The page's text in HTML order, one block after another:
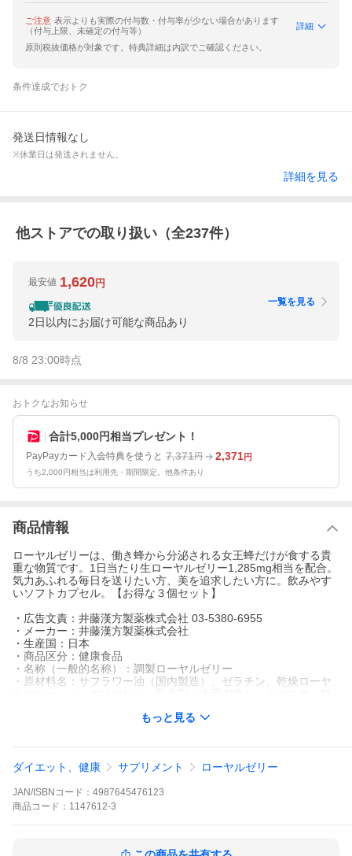
ご注意 表示よりも実際の付与数・付与率が少ない場合があります
（付与上限、未確定の付与等）
詳細
原則税抜価格が対象です。特典詳細は内訳でご確認ください。
条件達成でおトク
発送日情報なし
※休業日は発送されません。
詳細を見る
他ストアでの取り扱い（全237件）
最安値 1,620円
2日以内にお届け可能な商品あり
一覧を見る
8/8 23:00時点
おトクなお知らせ
合計5,000円相当プレゼント！
PayPayカード入会特典を使うと 7,371円 2,371円
うち2,000円相当は利用先・期間限定。他条件あり
商品情報
ローヤルゼリーは、働き蜂から分泌される女王蜂だけが食する貴
重な物質です。1日当たり生ローヤルゼリー1,285mg相当を配合。
気力あふれる毎日を送りたい方、美を追求したい方に。飲みやす
いソフトカプセル。【お得な３個セット】
・広告文責：井藤漢方製薬株式会社 03-5380-6955
・メーカー：井藤漢方製薬株式会社
・生産国：日本
・商品区分：健康食品
・名称（一般的名称）：調製ローヤルゼリー
・原材料名：サフラワー油（国内製造）、ゼラチン、乾燥ローヤ
・内容量：180粒（1粒重量450mg・1粒内容量300mg）（1粒中：
ください。
もっと見る
ダイエット、健康 サプリメント ローヤルゼリー
JAN/ISBNコード： 4987645476123
商品 コード： 1147612-3